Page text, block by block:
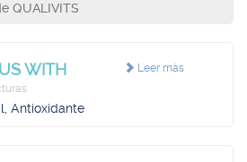
QUALIVITS
Leer más
WITH
Antioxidante